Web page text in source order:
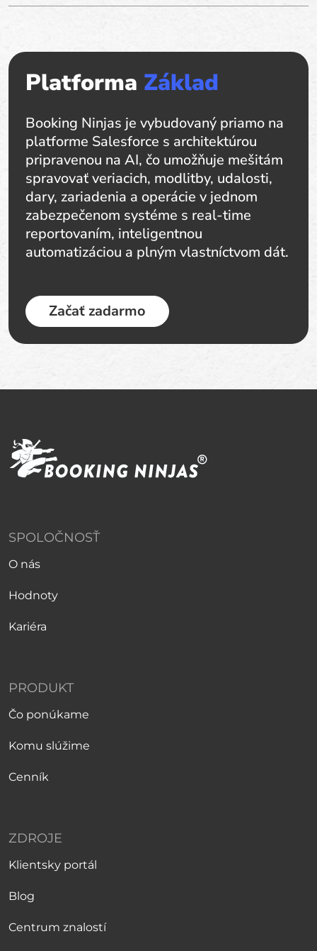
Platforma Základ
Booking Ninjas je vybudovaný priamo na
platforme Salesforce s architektúrou
pripravenou na AI, čo umožňuje mešitám
spravovať veriacich, modlitby, udalosti,
dary, zariadenia a operácie v jednom
zabezpečenom systéme s real-time
reportovaním, inteligentnou
automatizáciou a plným vlastníctvom dát.
Začať zadarmo
SPOLOČNOSŤ
O nás
Hodnoty
Kariéra
PRODUKT
Čo ponúkame
Komu slúžime
Cenník
ZDROJE
Klientsky portál
Blog
Centrum znalostí